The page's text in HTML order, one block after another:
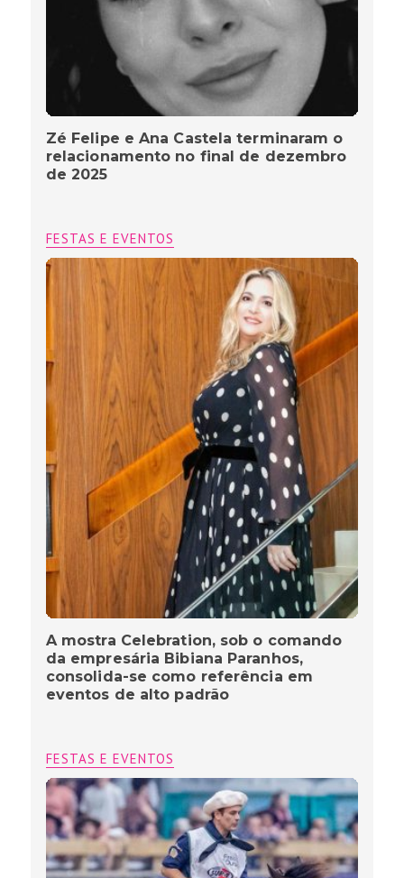
Zé Felipe e Ana Castela terminaram o
relacionamento no final de dezembro
de 2025
FESTAS E EVENTOS
A mostra Celebration, sob o comando
da empresária Bibiana Paranhos,
consolida-se como referência em
eventos de alto padrão
FESTAS E EVENTOS